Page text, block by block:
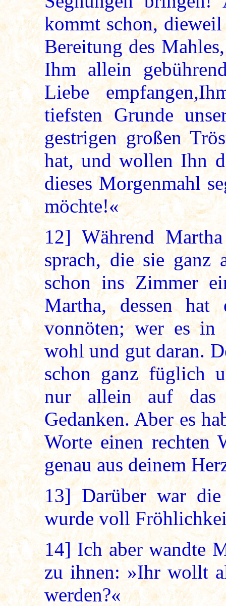
kommt schon,
Bereitung des
Ihm allein
Liebe
tiefsten Grunde
gestrigen großen
hat, und wollen Ihn
dieses Morgenmahl
möchte!«
12] Während
sprach, die sie ganz
schon ins Zimmer
Martha, dessen
vonnöten; wer es in
wohl und gut daran.
schon ganz füglich
nur allein auf das
Gedanken. Aber es
Worte einen
genau aus deinem
13] Darüber war
wurde voll
14]Ich aber wandte
zu ihnen: »Ihr wollt
werden?«